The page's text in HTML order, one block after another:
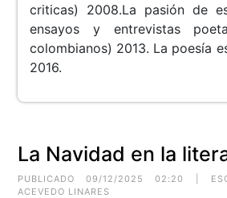
criticas) 2008.La pasión de
ensayos y entrevistas
colombianos) 2013. La poesía
2016.
La Navidad en la
PUBLICADO 09/12/2025 02:20 |
ACEVEDO LINARES